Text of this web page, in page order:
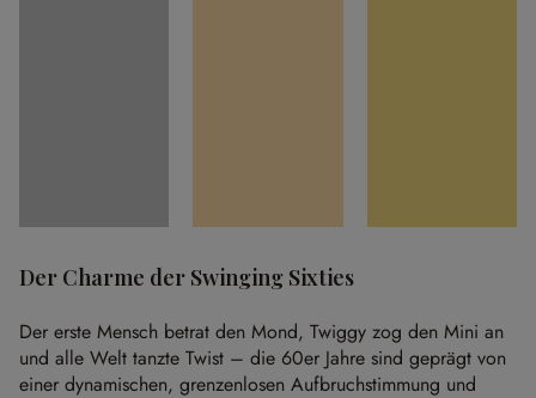
Der Charme der Swinging Sixties
Der erste Mensch betrat den Mond, Twiggy zog den Mini an
und alle Welt tanzte Twist – die 60er Jahre sind geprägt von
einer dynamischen, grenzenlosen Aufbruchstimmung und